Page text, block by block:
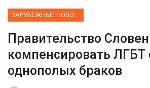
Правительство
компенсировать ЛГБТ
однополых браков